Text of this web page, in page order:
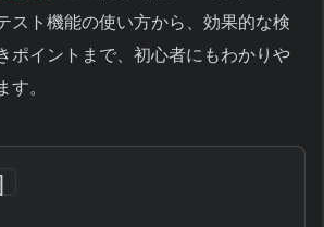
スト機能の使い方から、効果的な検
ポイントまで、初心者にもわかりや
す。